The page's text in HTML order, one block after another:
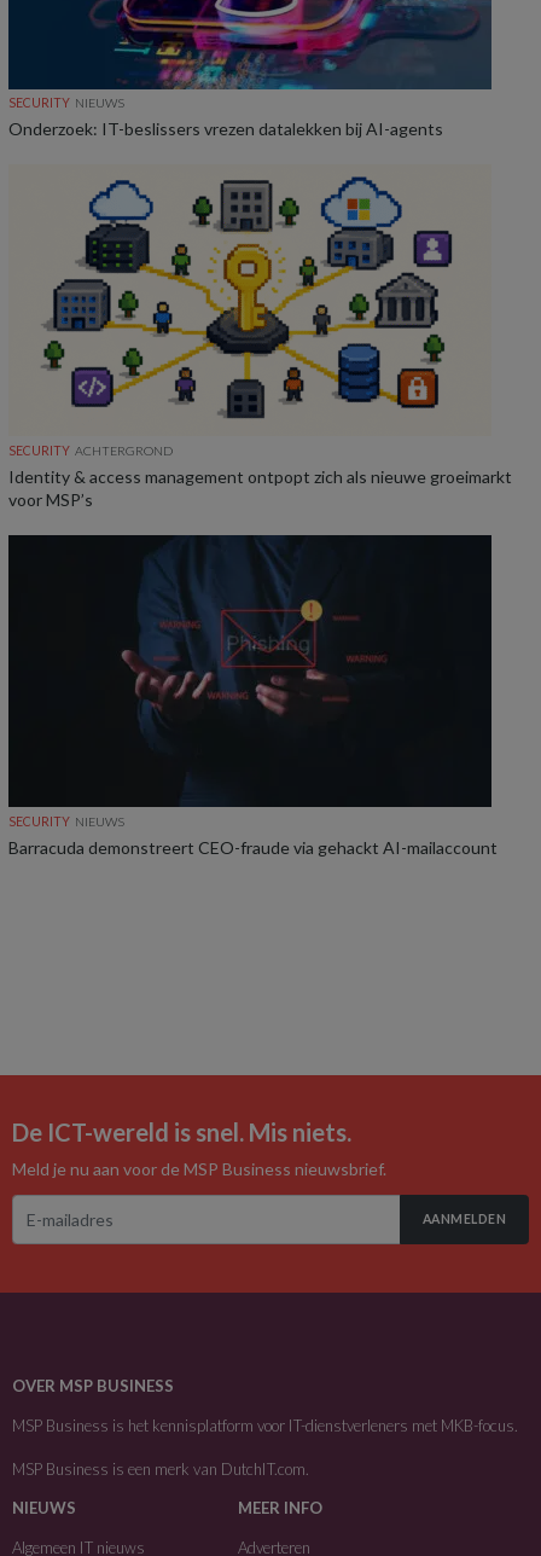
SECURITY NIEUWS
Onderzoek: IT-beslissers vrezen datalekken bij AI-agents
SECURITY ACHTERGROND
Identity & access management ontpopt zich als nieuwe groeimarkt
voor MSP’s
SECURITY NIEUWS
Barracuda demonstreert CEO-fraude via gehackt AI-mailaccount
De ICT-wereld is snel. Mis niets.
Meld je nu aan voor de MSP Business nieuwsbrief.
AANMELDEN
OVER MSP BUSINESS
MSP Business is het kennisplatform voor IT-dienstverleners met MKB-focus.
MSP Business is een merk van DutchIT.com
NIEUWS
Algemeen IT nieuws
MEER INFO
Adverteren